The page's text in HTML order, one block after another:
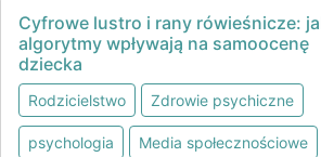
Cyfrowe lustro i rany rówieśnicze:
algorytmy wpływają na samoocenę
dziecka
Rodzicielstwo Zdrowie psychiczne
psychologia Media społecznościowe